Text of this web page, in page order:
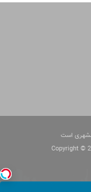
است
Copyright ©